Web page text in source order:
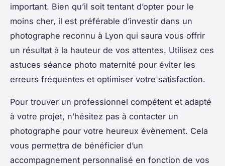
important. Bien qu’il soit tentant d’opter pour le
moins cher, il est préférable d’investir dans un
photographe reconnu à Lyon qui saura vous offrir
un résultat à la hauteur de vos attentes. Utilisez ces
astuces séance photo maternité pour éviter les
erreurs fréquentes et optimiser votre satisfaction.
Pour trouver un professionnel compétent et adapté
à votre projet, n’hésitez pas à contacter un
photographe pour votre heureux évènement. Cela
vous permettra de bénéficier d’un
accompagnement personnalisé en fonction de vos